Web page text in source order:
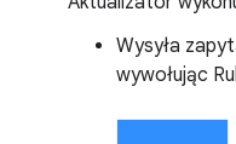
Wysyła
wywołując